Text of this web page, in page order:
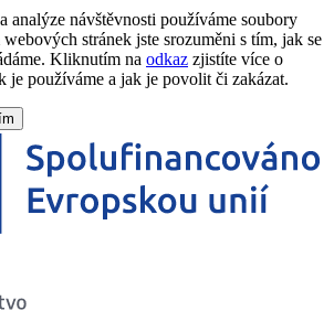
analýze návštěvnosti používáme soubory
stránek jste srozuměni s tím, jak se
Kliknutím na odkaz zjistíte více o
je používáme a jak je povolit či zakázat.